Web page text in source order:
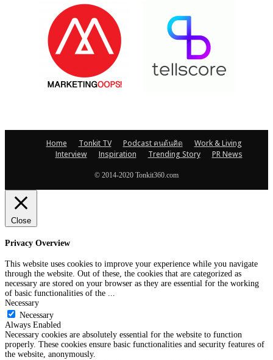
Home Tonkit TV Podcast คนต้นคิด
Work & Living
Interview
Inspiration Trending Story PR News
© 2014-2020 Tonkit360.com
Close
Privacy Overview
This website uses cookies to improve your experience while you navigate
through the website. Out of these, the cookies that are categorized as
necessary are stored on your browser as they are essential for the working
of basic functionalities of the ...
Necessary
Necessary
Always Enabled
Necessary cookies are absolutely essential for the website to function
properly. These cookies ensure basic functionalities and security features of
the website, anonymously.